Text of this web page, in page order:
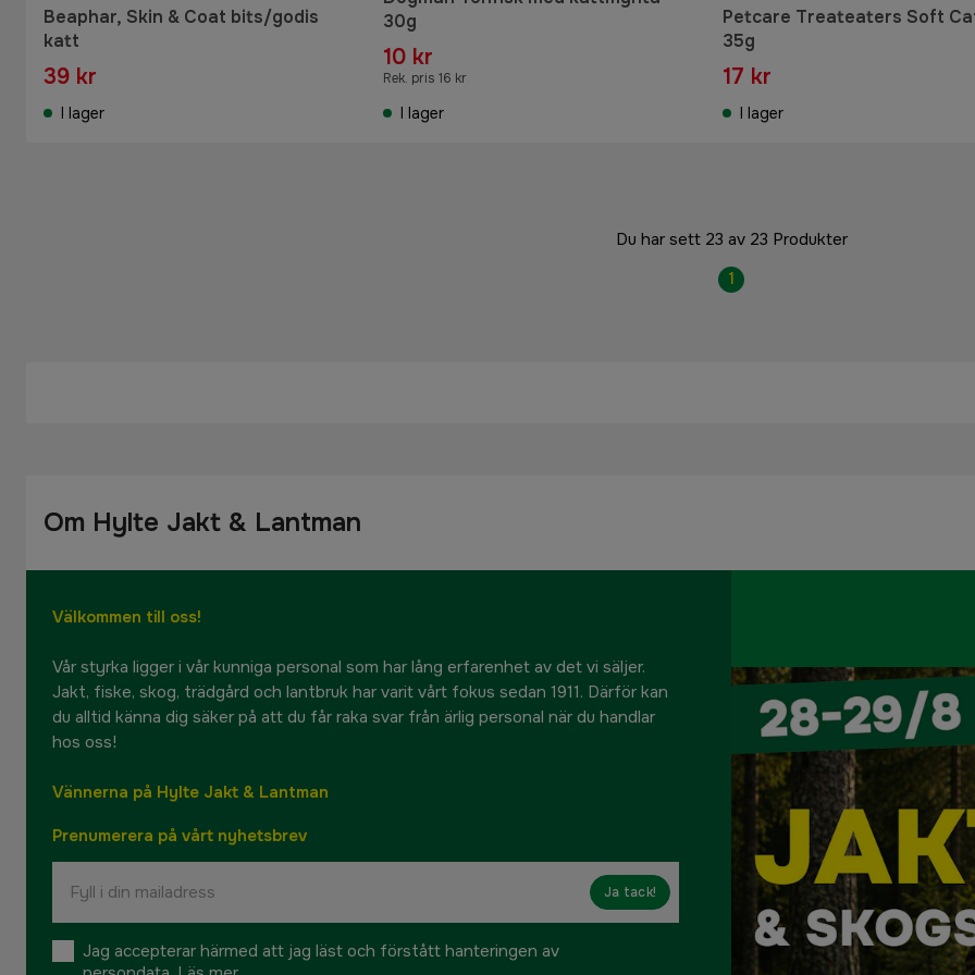
Beaphar, Skin & Coat bits/godis
katt
39 kr
I lager
30g
10 kr
Rek. pris 16 kr
I lager
Petcare Treateaters Soft
35g
17 kr
I lager
Du har sett 23 av 23 Produkter
1
Om Hylte Jakt & Lantman
Välkommen till oss!
Vår styrka ligger i vår kunniga personal som har lång erfarenhet av det vi säljer.
Jakt, fiske, skog, trädgård och lantbruk har varit vårt fokus sedan 1911. Därför kan
du alltid känna dig säker på att du får raka svar från ärlig personal när du handlar
hos oss!
Vännerna på Hylte Jakt & Lantman
Prenumerera på vårt nyhetsbrev
Ja tack!
Jag accepterar härmed att jag läst och förstått hanteringen av